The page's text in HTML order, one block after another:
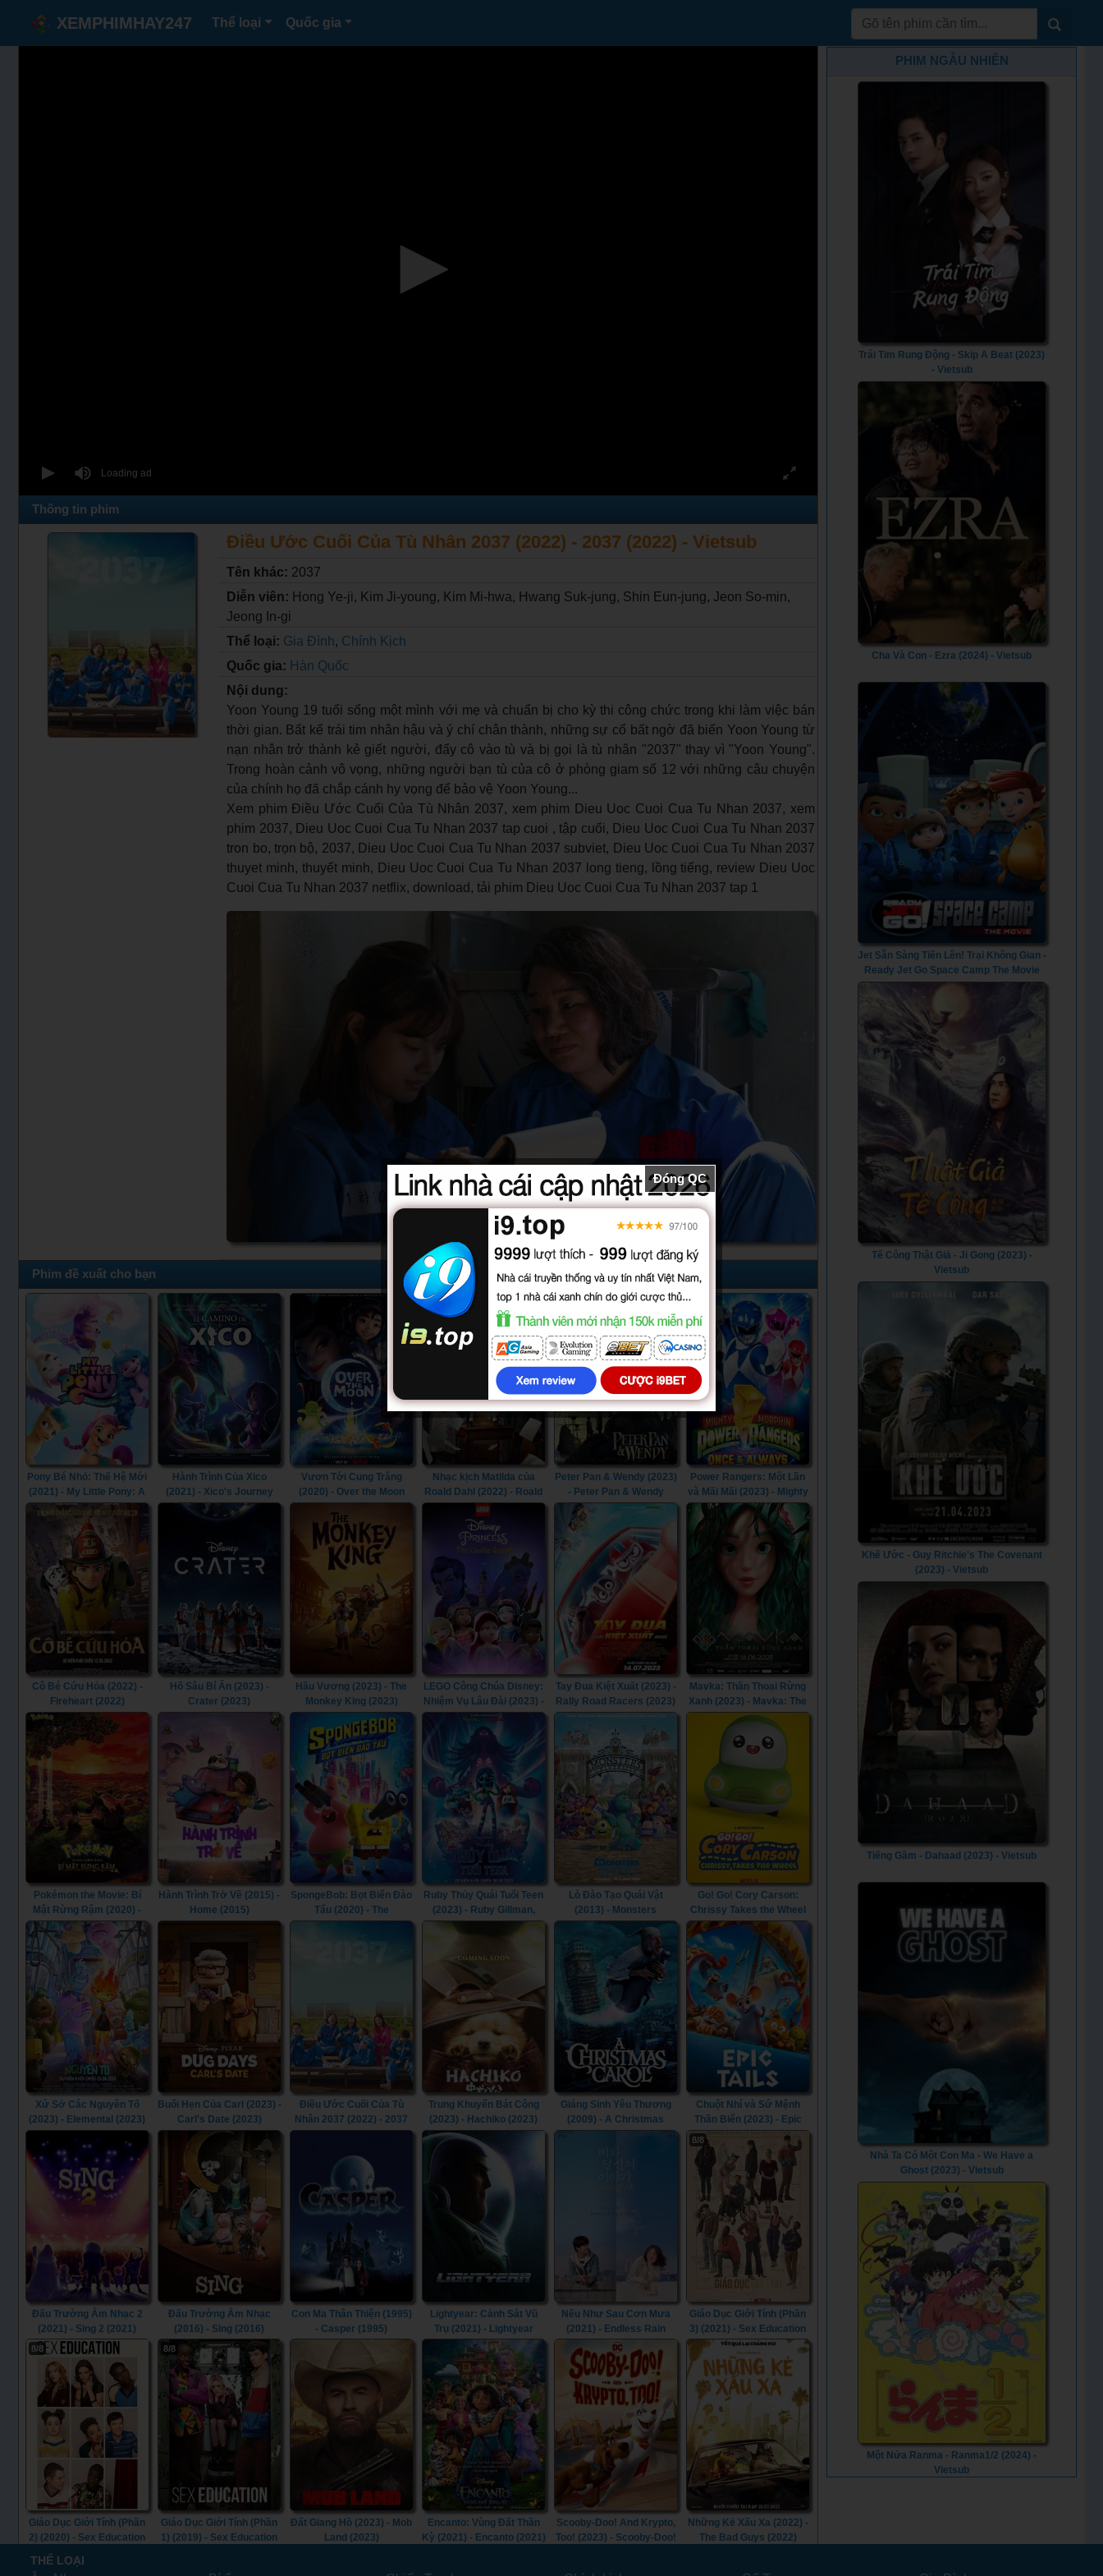
XEMPHIMHAY247 Thể loại Quốc gia
Thông tin phim
Điều Ước Cuối Của Tù Nhân 2037 (2022) - 2037 (2022) - Vietsub
Tên khác: 2037
Diễn viên: Hong Ye-ji, Kim Ji-young, Kim Mi-hwa, Hwang Suk-jung, Shin Eun-jung, Jeon So-min,
Jeong In-gi
Thể loại: Gia Đình, Chính Kịch
Quốc gia: Hàn Quốc
Nội dung:
Yoon Young 19 tuổi sống một mình với mẹ và chuẩn bị cho kỳ thi công chức trong khi làm việc bán
thời gian. Bất kể trái tim nhân hậu và ý chí chân thành, những sự cố bất ngờ đã biến Yoon Young từ
nạn nhân trở thành kẻ giết người, đẩy cô vào tù và bị gọi là tù nhân "2037" thay vì "Yoon Young".
Trong hoàn cảnh vô vọng, những người bạn tù của cô ở phòng giam số 12 với những câu chuyện
của chính họ đã chắp cánh hy vọng để bảo vệ Yoon Young...
Xem phim Điều Ước Cuối Của Tù Nhân 2037, xem phim Dieu Uoc Cuoi Cua Tu Nhan 2037, xem
phim 2037, Dieu Uoc Cuoi Cua Tu Nhan 2037 tap cuoi , tập cuối, Dieu Uoc Cuoi Cua Tu Nhan 2037
tron bo, trọn bộ, 2037, Dieu Uoc Cuoi Cua Tu Nhan 2037 subviet, Dieu Uoc Cuoi Cua Tu Nhan 2037
thuyet minh, thuyết minh, Dieu Uoc Cuoi Cua Tu Nhan 2037 long tieng, lồng tiếng, review Dieu Uoc
Cuoi Cua Tu Nhan 2037 netflix, download, tải phim Dieu Uoc Cuoi Cua Tu Nhan 2037 tap 1
Phim đề xuất cho bạn
Pony Bé Nhỏ: Thế Hệ Mới
(2021) - My Little Pony: A
New Generation (2021)
Hành Trình Của Xico
(2021) - Xico's Journey
(2021)
Vươn Tới Cung Trăng
(2020) - Over the Moon
Nhạc kịch Matilda của
Roald Dahl (2022) - Roald
Dahl's Matilda the Musical
(2022)
Peter Pan & Wendy (2023)
- Peter Pan & Wendy
(2023)
Power Rangers: Một Lần
và Mãi Mãi (2023) - Mighty
Morphin Power Rangers:
Once & Always (2023)
Cô Bé Cứu Hỏa (2022) -
Fireheart (2022)
Hố Sâu Bí Ẩn (2023) -
Crater (2023)
Hầu Vương (2023) - The
Monkey King (2023)
LEGO Công Chúa Disney:
Nhiệm Vụ Lâu Đài (2023) -
LEGO Disney Princess:
The Castle Quest (2023)
Tay Đua Kiệt Xuất (2023) -
Rally Road Racers (2023)
Mavka: Thần Thoại Rừng
Xanh (2023) - Mavka: The
Forest Song (2023)
Pokémon the Movie: Bí
Mật Rừng Rậm (2020) -
Pokémon the Movie:
Secrets of the Jungle
(2020)
Hành Trình Trở Về (2015) -
Home (2015)
SpongeBob: Bọt Biển Đào
Tẩu (2020) - The
Sponge on the Run (2020)
Ruby Thủy Quái Tuổi Teen
(2023) - Ruby Gillman,
Teenage Kraken (2023)
Lò Đào Tạo Quái Vật
(2013) - Monsters
University (2013)
Go! Go! Cory Carson:
Chrissy Takes the Wheel
(2021) - Go! Go! Cory
Carson: Chrissy Takes
the Wheel (2021)
Xứ Sở Các Nguyên Tố
(2023) - Elemental (2023)
Buổi Hẹn Của Carl (2023) -
Carl's Date (2023)
Điều Ước Cuối Của Tù
Nhân 2037 (2022) - 2037
Trung Khuyển Bát Công
(2023) - Hachiko (2023)
Giáng Sinh Yêu Thương
(2009) - A Christmas
Carol (2009)
Chuột Nhí và Sứ Mệnh
Thần Biển (2023) - Epic
Tails (2023)
Đấu Trường Âm Nhạc 2
(2021) - Sing 2 (2021)
Đấu Trường Âm Nhạc
(2016) - Sing (2016)
Con Ma Thân Thiện (1995)
- Casper (1995)
Lightyear: Cảnh Sát Vũ
Trụ (2021) - Lightyear
(2022) (2021)
Nếu Như Sau Cơn Mưa
(2021) - Endless Rain
(2021)
8/8
Giáo Dục Giới Tính (Phần
3) (2021) - Sex Education
(Season 3) (2021)
8/8
Giáo Dục Giới Tính (Phần
2) (2020) - Sex Education
(Season 2) (2020)
8/8
Giáo Dục Giới Tính (Phần
1) (2019) - Sex Education
Đất Giang Hồ (2023) - Mob
Land (2023)
Encanto: Vùng Đất Thần
Kỳ (2021) - Encanto (2021)
Scooby-Doo! And Krypto,
Too! (2023) - Scooby-Doo!
Những Kẻ Xấu Xa (2022) -
The Bad Guys (2022)
PHIM NGẪU NHIÊN
Trái Tim Rung Động - Skip A Beat (2023)
- Vietsub
Cha Và Con - Ezra (2024) - Vietsub
Jet Sẵn Sàng Tiến Lên! Trại Không Gian -
Ready Jet Go Space Camp The Movie
(2023) - Vietsub
Tế Công Thật Giả - Ji Gong (2023) -
Vietsub
Khế Ước - Guy Ritchie's The Covenant
(2023) - Vietsub
Tiếng Gầm - Dahaad (2023) - Vietsub
Nhà Ta Có Một Con Ma - We Have a
Ghost (2023) - Vietsub
Một Nửa Ranma - Ranma1/2 (2024) -
Vietsub
THỂ LOẠI
Đóng QC